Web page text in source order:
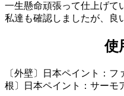
一生懸命頑張って仕上げて
私達も確認しましたが、良
使
〔外壁〕日本ペイント：
根〕日本ペイント：サーモ